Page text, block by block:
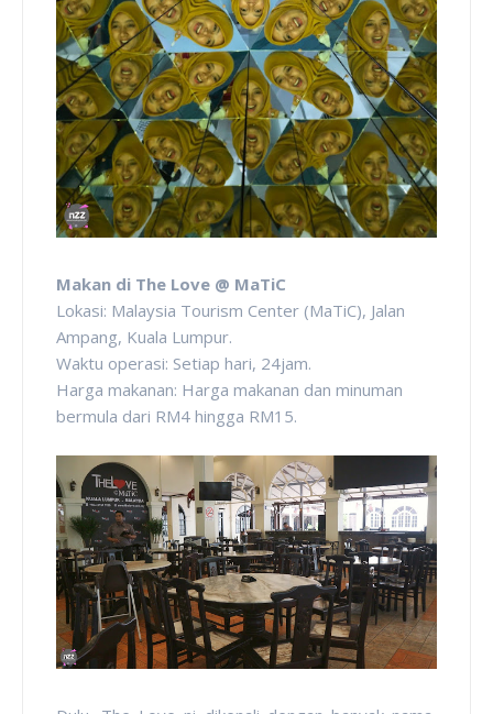
Makan di The Love @ MaTiC
Lokasi: Malaysia Tourism Center (MaTiC), Jalan
Ampang, Kuala Lumpur.
Waktu operasi: Setiap hari, 24jam.
Harga makanan: Harga makanan dan minuman
bermula dari RM4 hingga RM15.